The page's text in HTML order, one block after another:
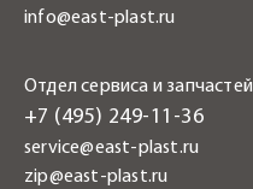
info@east-plast.ru
Отдел сервиса и запчастей
+7 (495) 249-11-36
service@east-plast.ru
zip@east-plast.ru